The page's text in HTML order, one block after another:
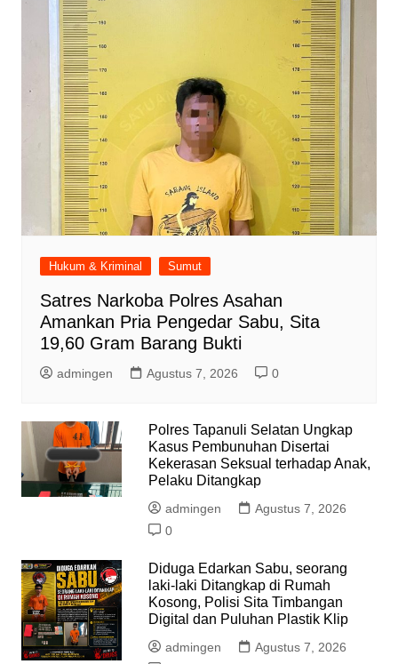
Hukum & Kriminal Sumut
Satres Narkoba Polres Asahan
Amankan Pria Pengedar Sabu, Sita
19,60 Gram Barang Bukti
admingen Agustus 7, 2026 0
Polres Tapanuli Selatan Ungkap
Kasus Pembunuhan Disertai
Kekerasan Seksual terhadap Anak,
Pelaku Ditangkap
admingen
Agustus 7, 2026
0
Diduga Edarkan Sabu, seorang
laki-laki Ditangkap di Rumah
Kosong, Polisi Sita Timbangan
Digital dan Puluhan Plastik Klip
admingen
Agustus 7, 2026